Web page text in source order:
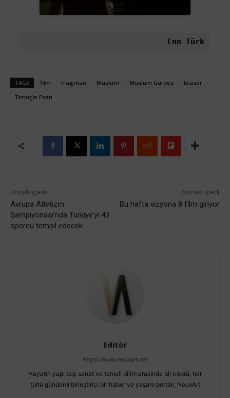
Cnn Türk
TAGS film fragman Müslüm Müslüm Gürses
teaser
Timuçin Esen
Önceki içerik
Avrupa Atletizm
Şampiyonası’nda Türkiye’yi 43
sporcu temsil edecek
Sonraki içerik
Bu hafta vizyona 8 film giriyor
Editör
https://www.nouvart.net
Hayatın yapı taşı sanat ve temeli bilim arasında bir köprü, her
türlü gündemi birleştirici bir haber ve yaşam portalı; NouvArt